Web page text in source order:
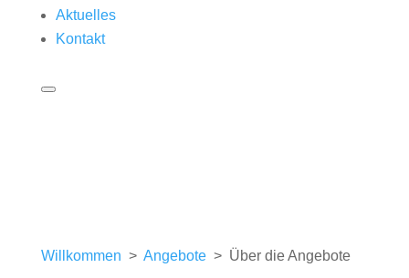
Aktuelles
Kontakt
Willkommen > Angebote> Über die Angebote